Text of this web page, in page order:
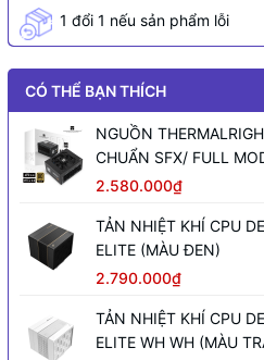
1 đổi 1 nếu sản phẩm lỗi
CÓ THỂ BẠN THÍCH
NGUỒN
CHUẨN SFX/ FULL
2.580.000₫
TẢN NHIỆT KHÍ CPU
ELITE (MÀU ĐEN)
2.790.000₫
TẢN NHIỆT KHÍ CPU
ELITE WH WH (MÀU